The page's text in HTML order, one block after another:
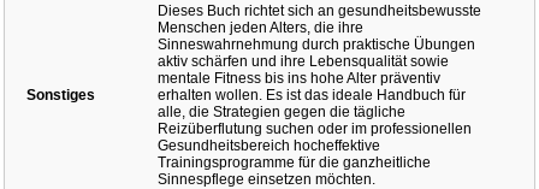
Sonstiges
Dieses Buch richtet sich an gesundheitsbewusste
Menschen jeden Alters, die ihre
Sinneswahrnehmung durch praktische Übungen
aktiv schärfen und ihre Lebensqualität sowie
mentale Fitness bis ins hohe Alter präventiv
erhalten wollen. Es ist das ideale Handbuch für
alle, die Strategien gegen die tägliche
Reizüberflutung suchen oder im professionellen
Gesundheitsbereich hocheffektive
Trainingsprogramme für die ganzheitliche
Sinnespflege einsetzen möchten.